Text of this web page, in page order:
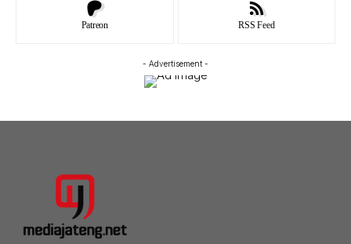
Patreon RSS Feed
- Advertisement -